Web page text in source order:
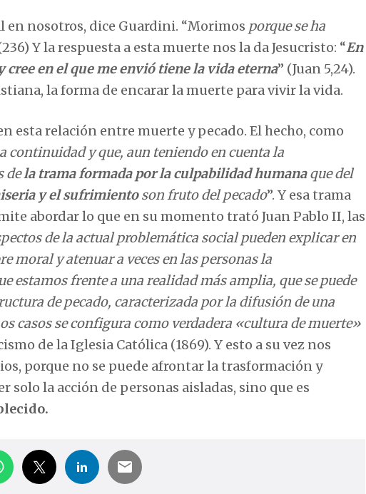
nosotros, dice Guardini. “Morimos porque se ha
Y la respuesta a esta muerte nos la da Jesucristo: “En
cree en el que me envió tiene la vida eterna” (Juan 5,24).
la forma de encarar la muerte para vivir la vida.
esta relación entre muerte y pecado. El hecho, como
continuidad y que, aun teniendo en cuenta la
dela trama formada por la culpabilidad humanaque del
y el sufrimientoson fruto del pecado”. Y esa trama
abordar lo que en su momento trató Juan Pablo II, las
de la actual problemática social pueden explicar en
y atenuar a veces en las personas la
estamos frente a una realidad más amplia, que se puede
de pecado, caracterizada por la difusión de una
casos se configura como verdadera «cultura de muerte»
de la Iglesia Católica (1869). Y esto a su vez nos
porque no se puede afrontar la trasformación y
solo la acción de personas aisladas, sino que es